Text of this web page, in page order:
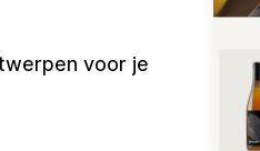
voor je